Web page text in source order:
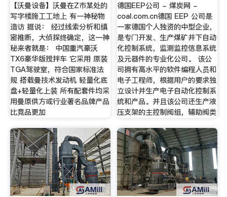
【沃曼设备】沃曼在Z市某处的
写字楼施工工地上 有一神秘物
造访 据说： 经过线索分析和缜
密推断，大侦探终确定，这一神
秘来者就是： 中国重汽豪沃
TX6豪华版搅拌车 它采用 原装
TGA驾驶室，符合国家标准法
规 搭载曼技术发动机 轻量化底
盘+轻量化上装 所有配套件均采
用曼原供方或行业著名品牌产品
比竞品更加
德国EEP公司 - 煤炭网 -
coal.com.cn德国 EEP 公司是
一家德国个人独资的中型企业，
是专门开发、生产煤矿井下自动
化控制系统，监测监控信息系统
及元器件的专业化公司。 该公
司拥有高水平的软件编程人员和
电子工程师，根据用户的要求独
立设计并生产电子自动化控制系
统和产品。并且该公司还生产液
压支架的主控制阀组，辅助阀类